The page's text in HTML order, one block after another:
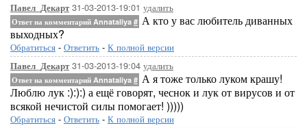
Павел_Декарт31-03-2013-19:01 удалить
Ответ на комментарий Annataliya # А кто у вас любитель диванных
выходных?
Обратиться - Ответить - К полной версии
Павел_Декарт31-03-2013-19:04 удалить
Ответ на комментарий Annataliya # А я тоже только луком крашу!
Люблю лук :):):) а ещё говорят, чеснок и лук от вирусов и от
всякой нечистой силы помогает! )))))
Обратиться - Ответить - К полной версии